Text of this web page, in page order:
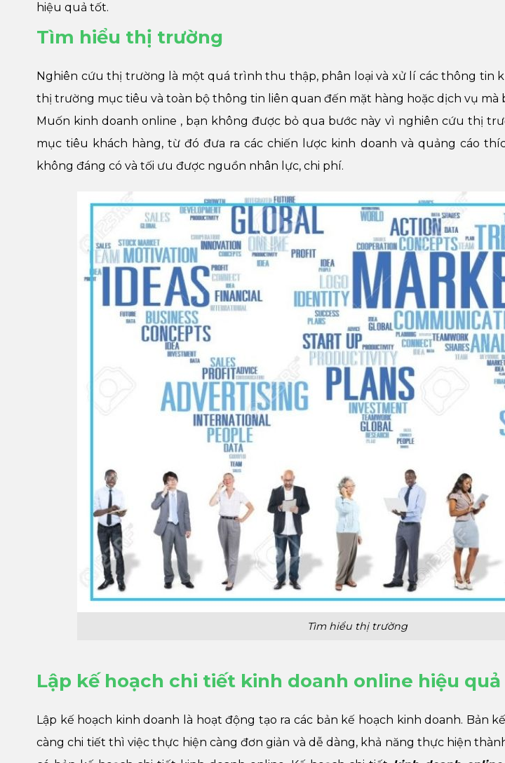
hiệu quả tốt.
Tìm hiểu thị trường
Nghiên cứu thị trường là một quá trình thu thập, phân loại và xử lí các thông tin
thị trường mục tiêu và toàn bộ thông tin liên quan đến mặt hàng hoặc dịch vụ mà
Muốn kinh doanh online , bạn không được bỏ qua bước này vì nghiên cứu thị
mục tiêu khách hàng, từ đó đưa ra các chiến lược kinh doanh và quảng cáo
không đáng có và tối ưu được nguồn nhân lực, chi phí.
Tìm hiểu thị trường
Lập kế hoạch chi tiết kinh doanh online hiệu quả
Lập kế hoạch kinh doanh là hoạt động tạo ra các bản kế hoạch kinh doanh. Bản
càng chi tiết thì việc thực hiện càng đơn giản và dễ dàng, khả năng thực hiện